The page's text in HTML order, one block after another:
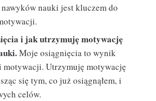
nauki jest kluczem do
i jak utrzymuję motywację
Moje osiągnięcia to wynik
motywacji. Utrzymuję motywację
się tym, co już osiągnąłem, i
celów.